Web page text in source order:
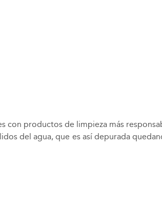
con productos de limpieza más
del agua, que es así depurada